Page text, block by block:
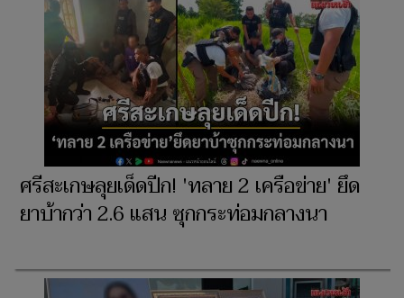
ศรีสะเกษลุยเด็ดปีก! 'ทลาย 2 เครือข่าย' ยึด
ยาบ้ากว่า 2.6 แสน ซุกกระท่อมกลางนา